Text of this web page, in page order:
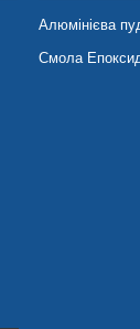
Алюмінієва
Смола